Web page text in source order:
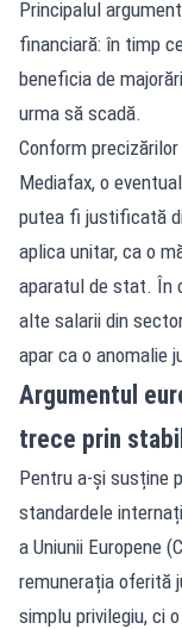
Principalul
financiară: în timp
beneficia de
urma să scadă.
Conform
Mediafax, o
putea fi justificată
aplica unitar, ca o
aparatul de stat. În
alte salarii din
apar ca o anomalie
Argumentul
trece prin
Pentru a-și susține
standardele
a Uniunii Europene
remunerația oferită
simplu privilegiu, ci